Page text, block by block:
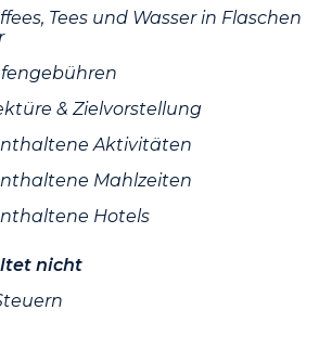
Tees und Wasser in Flaschen
& Zielvorstellung
Aktivitäten
Mahlzeiten
Hotels
nicht